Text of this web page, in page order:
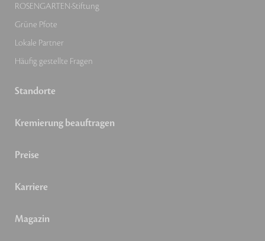
ROSENGARTEN-Stiftung
Grüne Pfote
Lokale Partner
Häufig gestellte Fragen
Standorte
Kremierung beauftragen
Preise
Karriere
Magazin